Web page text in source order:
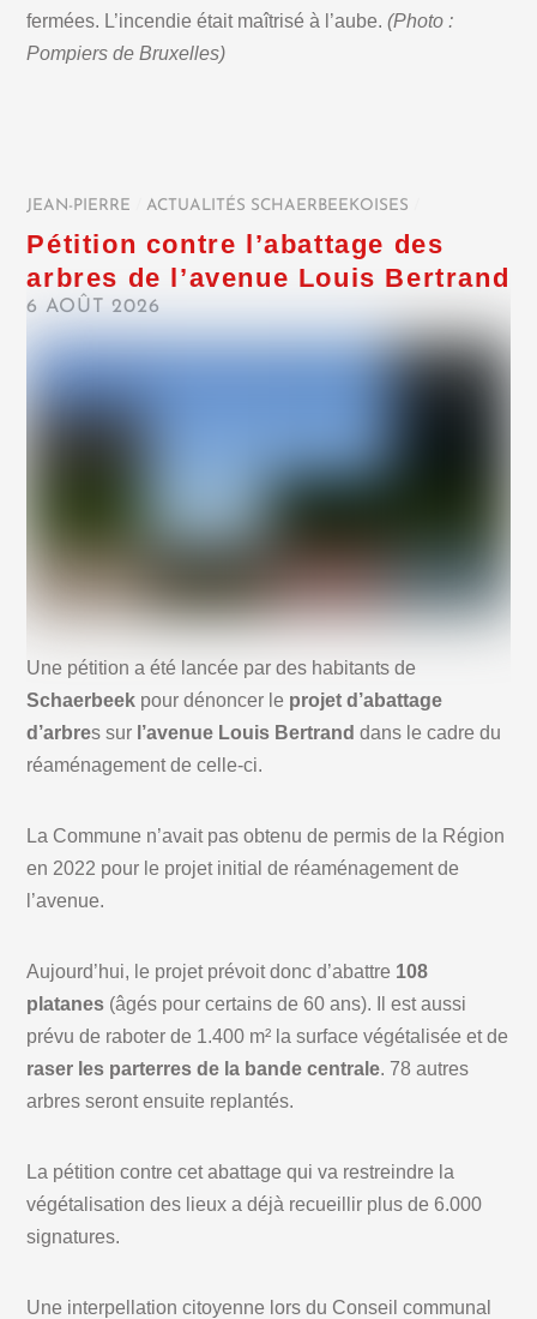
fermées. L’incendie était maîtrisé à l’aube.(Photo :
Pompiers de Bruxelles)
JEAN-PIERRE ACTUALITÉS SCHAERBEEKOISES
Pétition contre l’abattage des
arbres de l’avenue Louis Bertrand
6 AOÛT 2026
Une pétition a été lancée par des habitants de
Schaerbeek pour dénoncer le projet d’abattage
d’arbres sur l’avenue Louis Bertrand dans le cadre du
réaménagement de celle-ci.
La Commune n’avait pas obtenu de permis de la Région
en 2022 pour le projet initial de réaménagement de
l’avenue.
Aujourd’hui, le projet prévoit donc d’abattre 108
platanes (âgés pour certains de 60 ans). Il est aussi
prévu de raboter de 1.400 m² la surface végétalisée et de
raser les parterres de la bande centrale. 78 autres
arbres seront ensuite replantés.
La pétition contre cet abattage qui va restreindre la
végétalisation des lieux a déjà recueillir plus de 6.000
signatures.
Une interpellation citoyenne lors du Conseil communal